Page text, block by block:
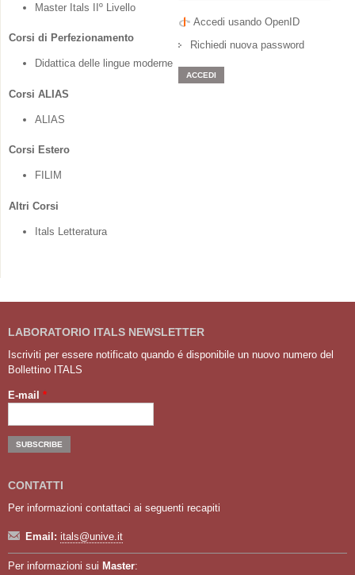
Master Itals IIº Livello
Corsi di Perfezionamento
Didattica delle lingue moderne
Corsi ALIAS
ALIAS
Corsi Estero
FILIM
Altri Corsi
Itals Letteratura
Accedi usando OpenID
Richiedi nuova password
LABORATORIO ITALS NEWSLETTER
Iscriviti per essere notificato quando é disponibile un nuovo numero del
Bollettino ITALS
E-mail *
CONTATTI
Per informazioni contattaci ai seguenti recapiti
Email: itals@unive.it
Per informazioni sui Master: